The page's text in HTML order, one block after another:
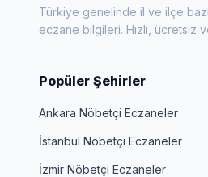
Türkiye genelinde il ve ilçe
eczane bilgileri. Hızlı, ücretsiz
Popüler Şehirler
Ankara Nöbetçi Eczaneler
İstanbul Nöbetçi Eczaneler
İzmir Nöbetçi Eczaneler